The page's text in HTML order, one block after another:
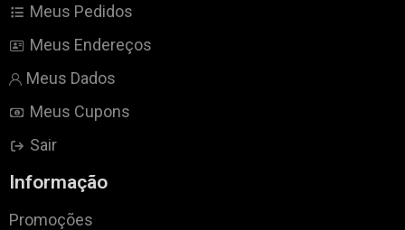
Meus Pedidos
Meus Endereços
Meus Dados
Meus Cupons
Sair
Informação
Promoções